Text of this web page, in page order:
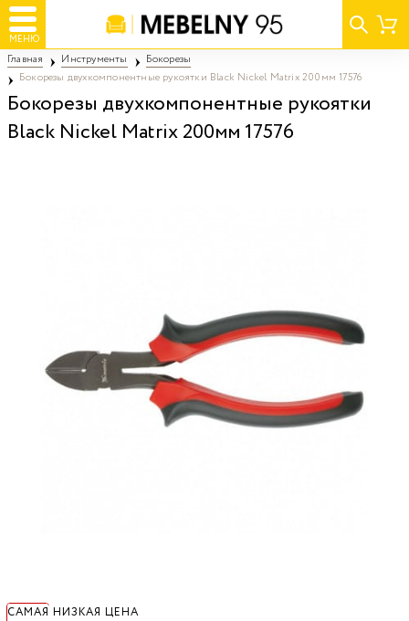
МЕНЮ
Главная Инструменты
Бокорезы
Бокорезы двухкомпонентные рукоятки Black Nickel Matrix 200мм 17576
Бокорезы двухкомпонентные рукоятки
Black Nickel Matrix 200мм 17576
САМАЯ НИЗКАЯ ЦЕНА